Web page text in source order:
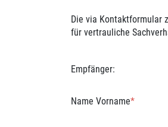
Die via Kontaktformular
für vertrauliche
Empfänger:
Name Vorname*